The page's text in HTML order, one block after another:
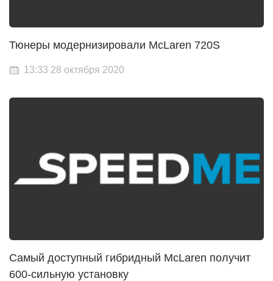
Тюнеры модернизировали McLaren 720S
13:33 28 октября 2020
Самый доступный гибридный McLaren получит
600-сильную установку